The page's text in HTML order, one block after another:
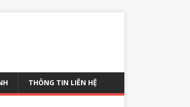
THÔNG TIN LIÊN HỆ